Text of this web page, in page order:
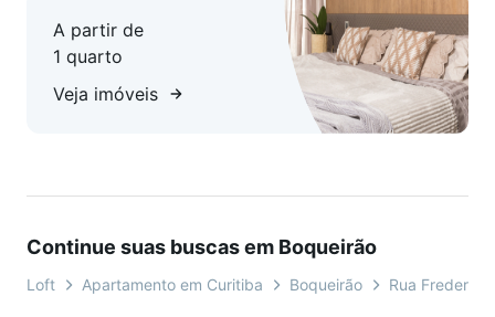
A partir de
1 quarto
Veja imóveis
Continue suas buscas em Boqueirão
Loft Apartamento em Curitiba Boqueirão Rua Frederico